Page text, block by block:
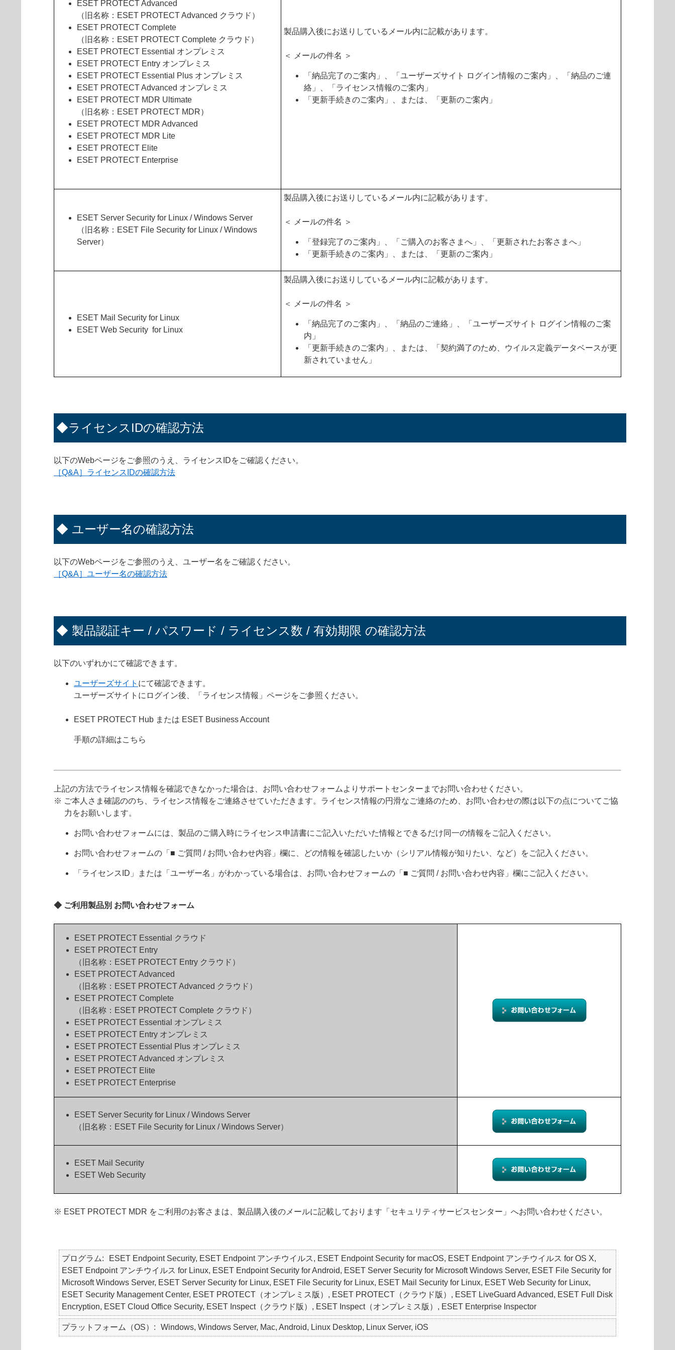
ESET PROTECT Advanced
（旧名称：ESET PROTECT Advanced クラウド）
ESET PROTECT Complete
（旧名称：ESET PROTECT Complete クラウド）
ESET PROTECT Essential オンプレミス
ESET PROTECT Entry オンプレミス
ESET PROTECT Essential Plus オンプレミス
ESET PROTECT Advanced オンプレミス
ESET PROTECT MDR Ultimate
（旧名称：ESET PROTECT MDR）
ESET PROTECT MDR Advanced
ESET PROTECT MDR Lite
ESET PROTECT Elite
ESET PROTECT Enterprise
製品購入後にお送りしているメール内に記載があります。
＜ メールの件名 ＞
「納品完了のご案内」、「ユーザーズサイト ログイン情報のご案内」、「納品のご連
絡」、「ライセンス情報のご案内」
「更新手続きのご案内」、または、「更新のご案内」
ESET Server Security for Linux / Windows Server
（旧名称：ESET File Security for Linux / Windows
Server）
製品購入後にお送りしているメール内に記載があります。
＜ メールの件名 ＞
「登録完了のご案内」、「ご購入のお客さまへ」、「更新されたお客さまへ」
「更新手続きのご案内」、または、「更新のご案内」
ESET Mail Security for Linux
ESET Web Security for Linux
製品購入後にお送りしているメール内に記載があります。
＜ メールの件名 ＞
「納品完了のご案内」、「納品のご連絡」、「ユーザーズサイト ログイン情報のご案
内」
「更新手続きのご案内」、または、「契約満了のため、ウイルス定義データベースが更
新されていません」
◆ライセンスIDの確認方法
以下のWebページをご参照のうえ、ライセンスIDをご確認ください。
［Q&A］ライセンスIDの確認方法
◆ ユーザー名の確認方法
以下のWebページをご参照のうえ、ユーザー名をご確認ください。
［Q&A］ユーザー名の確認方法
◆ 製品認証キー / パスワード / ライセンス数 / 有効期限 の確認方法
以下のいずれかにて確認できます。
ユーザーズサイト にて確認できます。
ユーザーズサイトにログイン後、「ライセンス情報」ページをご参照ください。
ESET PROTECT Hub または ESET Business Account
手順の詳細はこちら
上記の方法でライセンス情報を確認できなかった場合は、お問い合わせフォームよりサポートセンターまでお問い合わせください。
※ ご本人さま確認ののち、ライセンス情報をご連絡させていただきます。ライセンス情報の円滑なご連絡のため、お問い合わせの際は以下の点についてご協
力をお願いします。
お問い合わせフォームには、製品のご購入時にライセンス申請書にご記入いただいた情報とできるだけ同一の情報をご記入ください。
お問い合わせフォームの「■ ご質問 / お問い合わせ内容」欄に、どの情報を確認したいか（シリアル情報が知りたい、など）をご記入ください。
「ライセンスID」または「ユーザー名」がわかっている場合は、お問い合わせフォームの「■ ご質問 / お問い合わせ内容」欄にご記入ください。
◆ ご利用製品別 お問い合わせフォーム
ESET PROTECT Essential クラウド
ESET PROTECT Entry
（旧名称：ESET PROTECT Entry クラウド）
ESET PROTECT Advanced
（旧名称：ESET PROTECT Advanced クラウド）
ESET PROTECT Complete
（旧名称：ESET PROTECT Complete クラウド）
ESET PROTECT Essential オンプレミス
ESET PROTECT Entry オンプレミス
ESET PROTECT Essential Plus オンプレミス
ESET PROTECT Advanced オンプレミス
ESET PROTECT Elite
ESET PROTECT Enterprise
ESET Server Security for Linux / Windows Server
（旧名称：ESET File Security for Linux / Windows Server）
ESET Mail Security
ESET Web Security
※ ESET PROTECT MDR をご利用のお客さまは、製品購入後のメールに記載しております「セキュリティサービスセンター」へお問い合わせください。
プログラム
ESET Endpoint Security, ESET Endpoint アンチウイルス, ESET Endpoint Security for macOS, ESET Endpoint アンチウイルス for OS X,
ESET Endpoint アンチウイルス for Linux, ESET Endpoint Security for Android, ESET Server Security for Microsoft Windows Server, ESET File Security for
Microsoft Windows Server, ESET Server Security for Linux, ESET File Security for Linux, ESET Mail Security for Linux, ESET Web Security for Linux,
ESET Security Management Center, ESET PROTECT（オンプレミス版）, ESET PROTECT（クラウド版）, ESET LiveGuard Advanced, ESET Full Disk
Encryption, ESET Cloud Office Security, ESET Inspect（クラウド版）, ESET Inspect（オンプレミス版）, ESET Enterprise Inspector
プラットフォーム（OS） Windows, Windows Server, Mac, Android, Linux Desktop, Linux Server, iOS